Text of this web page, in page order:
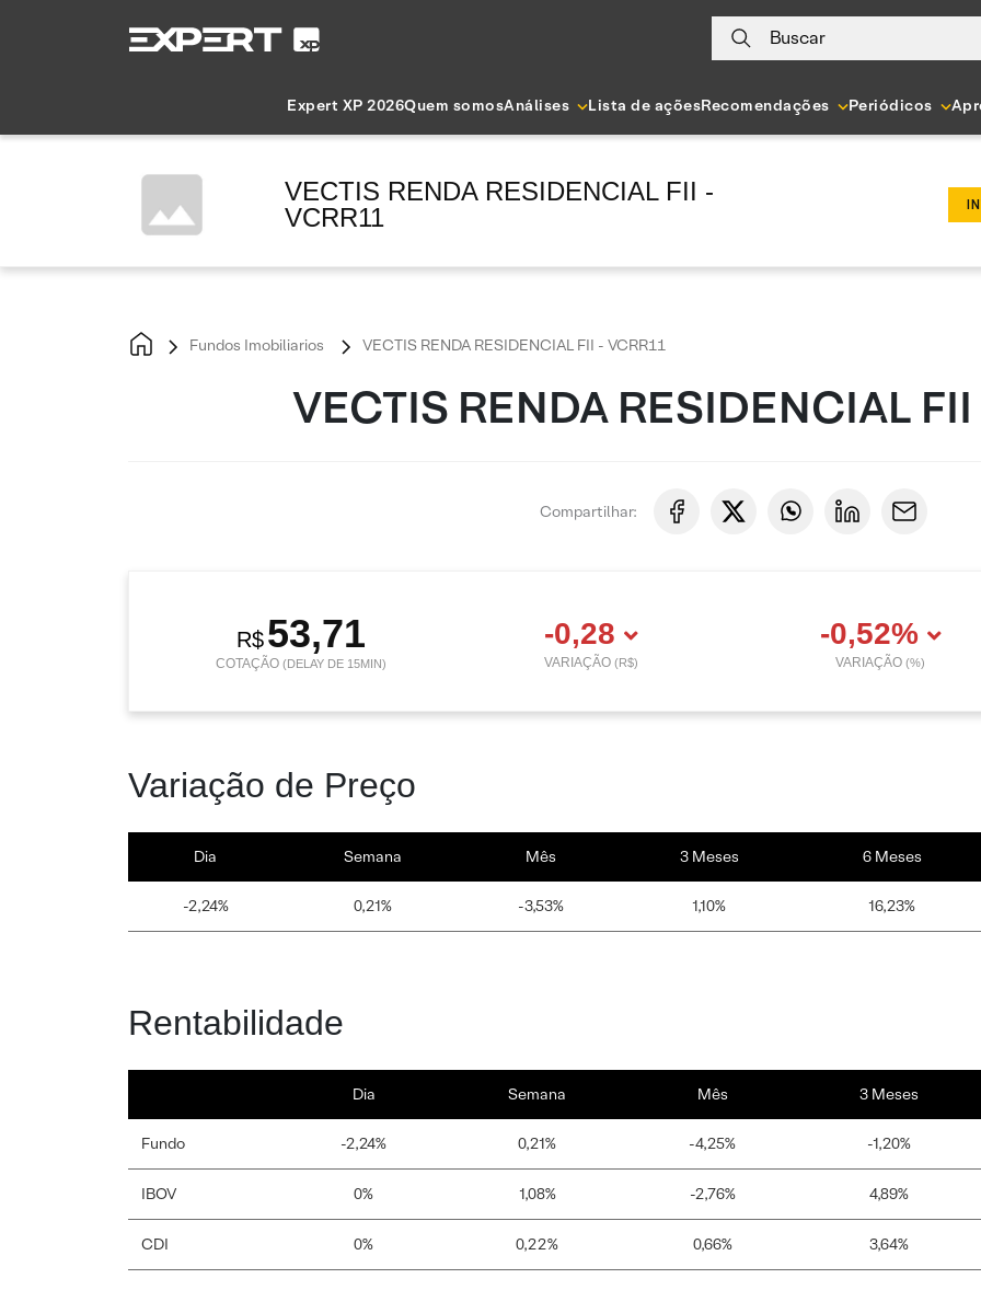
Buscar
Expert XP 2026Quem somosAnálises Lista de açõesRecomendações Periódicos
VECTIS RENDA RESIDENCIAL FII -
VCRR11
Fundos Imobiliarios VECTIS RENDA RESIDENCIAL FII - VCRR11
VECTIS RENDA RESIDENCIAL
Compartilhar:
R$53,71
COTAÇÃO(DELAY DE 15MIN)
-0,28
VARIAÇÃO (R$)
-0,52%
VARIAÇÃO(%)
Variação de Preço
Dia Semana Mês 3 Meses 6 Meses
-2,24% 0,21% -3,53% 1,10% 16,23%
Rentabilidade
Dia Semana Mês 3 Meses
Fundo -2,24% 0,21% -4,25% -1,20%
IBOV 0% 1,08% -2,76% 4,89%
CDI 0% 0,22% 0,66% 3,64%